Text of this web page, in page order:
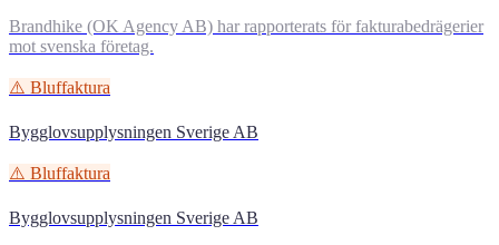
Brandhike (OK Agency AB) har rapporterats för fakturabedrägerier
mot svenska företag.
⚠️ Bluffaktura
Bygglovsupplysningen Sverige AB
⚠️ Bluffaktura
Bygglovsupplysningen Sverige AB